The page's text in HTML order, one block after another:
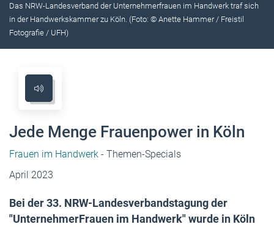
Das NRW-Landesverband der Unternehmerfrauen im Handwerk traf sich
in der Handwerkskammer zu Köln. (Foto: © Anette Hammer / Freistil
Fotografie / UFH)
Jede Menge Frauenpower in Köln
Frauen im Handwerk - Themen-Specials
April 2023
Bei der 33. NRW-Landesverbandstagung der
"UnternehmerFrauen im Handwerk" wurde in Köln